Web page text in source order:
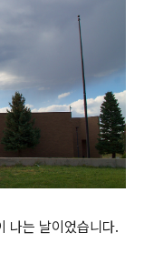
나는 날이었습니다.